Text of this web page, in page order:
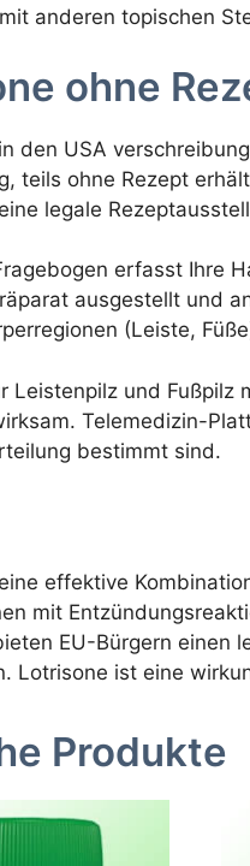
anderen topischen
ohne
den USA
teils ohne Rezept
legale
erfasst Ihre
ausgestellt und
(Leiste,
Leistenpilz und
Telemedizin-
bestimmt sind.
effektive
mit
EU-Bürgern einen
Lotrisone ist eine
Produkte